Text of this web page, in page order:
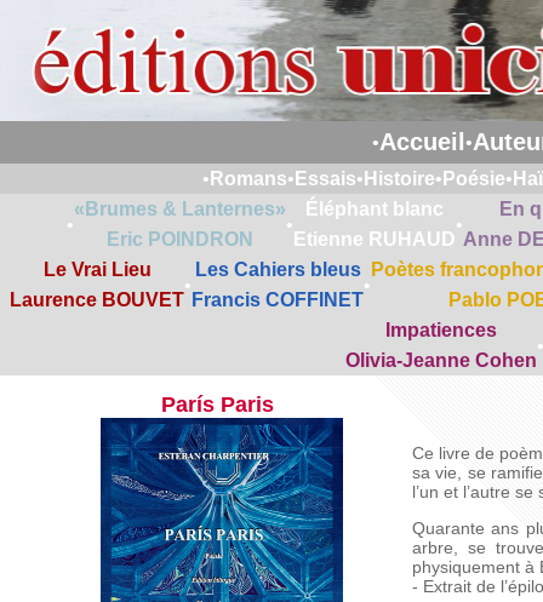
•Accueil •
• Romans• Essais• Histoire• Poésie•
•
«Brumes & Lanternes»
Eric POINDRON
•
Éléphant blanc
Etienne RUHAUD
•
En
Anne
Le Vrai Lieu
Laurence BOUVET
•
Les Cahiers bleus
Francis COFFINET
•
Poètes
Pablo
Impatiences
Olivia-Jeanne Cohen
•
París Paris
Ce livre de
sa vie, se
l’un et l’autre
Quarante ans
arbre, se
physiquement à
- Extrait de